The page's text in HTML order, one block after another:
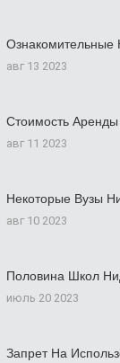
Ознакомительные
авг 13 2023
Стоимость
авг 11 2023
Некоторые Вузы
авг 10 2023
Половина Школ
июль 20 2023
Запрет На